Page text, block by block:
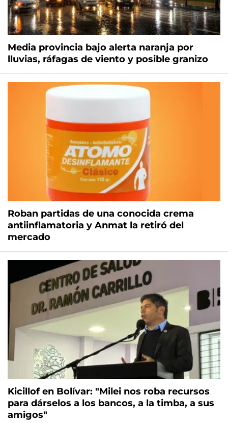
Media provincia bajo alerta naranja por
lluvias, ráfagas de viento y posible granizo
Roban partidas de una conocida crema
antiinflamatoria y Anmat la retiró del
mercado
Kicillof en Bolívar: "Milei nos roba recursos
para dárselos a los bancos, a la timba, a sus
amigos"